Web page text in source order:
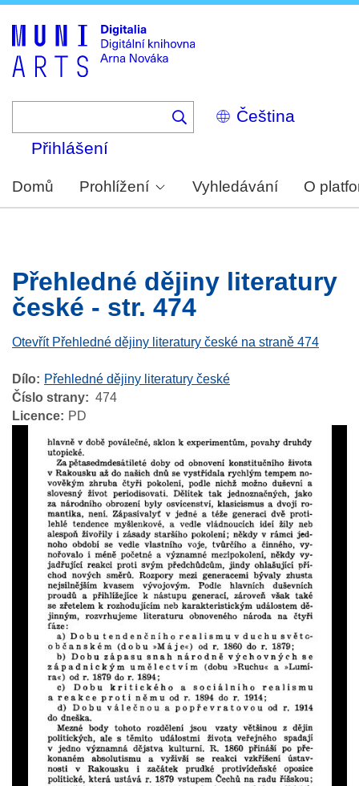
Select
your
Přihlášení
Domů Prohlížení Vyhledávání O
Přehledné dějiny literatury
české - str. 474
Otevřít Přehledné dějiny literatury české na straně 474
Dílo
Přehledné dějiny literatury české
Číslo strany
474
Licence
PD